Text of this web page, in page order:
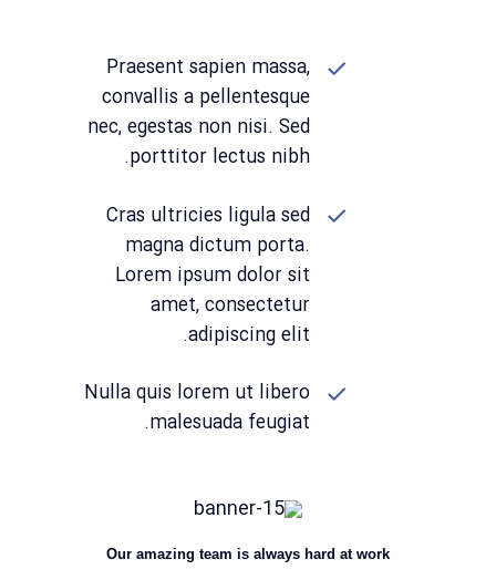
Praesent sapien massa,
convallis a pellentesque
nec, egestas non nisi. Sed
porttitor lectus nibh.
Cras ultricies ligula sed
magna dictum porta.
Lorem ipsum dolor sit
amet, consectetur
adipiscing elit.
Nulla quis lorem ut libero
malesuada feugiat.
Our amazing team is always hard at work